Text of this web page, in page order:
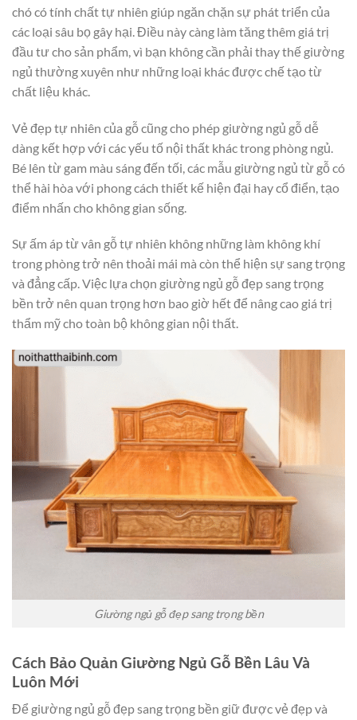
chó có tính chất tự nhiên giúp ngăn chặn sự phát triển của
các loại sâu bọ gây hại. Điều này càng làm tăng thêm giá trị
đầu tư cho sản phẩm, vì bạn không cần phải thay thế giường
ngủ thường xuyên như những loại khác được chế tạo từ
chất liệu khác.
Vẻ đẹp tự nhiên của gỗ cũng cho phép giường ngủ gỗ dễ
dàng kết hợp với các yếu tố nội thất khác trong phòng ngủ.
Bé lên từ gam màu sáng đến tối, các mẫu giường ngủ từ gỗ có
thể hài hòa với phong cách thiết kế hiện đại hay cổ điển, tạo
điểm nhấn cho không gian sống.
Sự ấm áp từ vân gỗ tự nhiên không những làm không khí
trong phòng trở nên thoải mái mà còn thể hiện sự sang trọng
và đẳng cấp. Việc lựa chọn giường ngủ gỗ đẹp sang trọng
bền trở nên quan trọng hơn bao giờ hết để nâng cao giá trị
thẩm mỹ cho toàn bộ không gian nội thất.
Giường ngủ gỗ đẹp sang trọng bền
Cách Bảo Quản Giường Ngủ Gỗ Bền Lâu Và
Luôn Mới
Để giường ngủ gỗ đẹp sang trọng bền giữ được vẻ đẹp và